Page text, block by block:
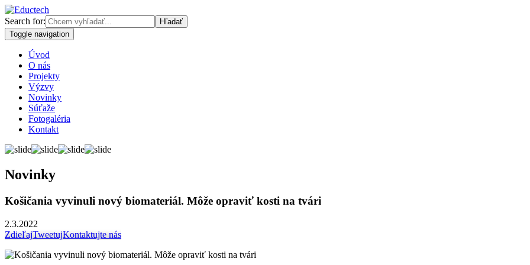
Search for:
Toggle navigation
Úvod
O nás
Projekty
Výzvy
Novinky
Súťaže
Fotogaléria
Kontakt
Novinky
Košičania vyvinuli nový biomateriál. Môže opraviť kosti na tvári
2.3.2022
ZdieľajTweetujKontaktujte nás